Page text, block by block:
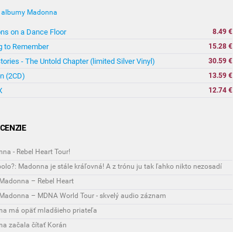
Madonna
on a Dance Floor 8.49 €
to Remember 15.28 €
- The Untold Chapter (limited Silver Vinyl) 30.59 €
(2CD) 13.59 €
12.74 €
- Rebel Heart Tour!
Madonna je stále kráľovná! A z trónu ju tak ľahko nikto nezosadí
– Rebel Heart
– MDNA World Tour - skvelý audio záznam
má opäť mladšieho priateľa
začala čítať Korán